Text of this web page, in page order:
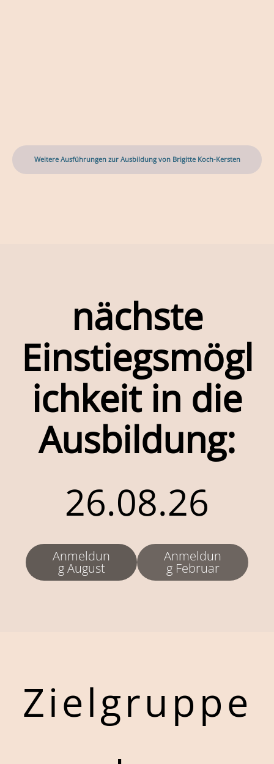
Weitere Ausführungen zur Ausbildung von Brigitte Koch-Kersten
nächste
Einstiegsmögl
ichkeit in die
Ausbildung:
26.08.26
Anmeldun
g August
Anmeldun
g Februar
Zielgruppe